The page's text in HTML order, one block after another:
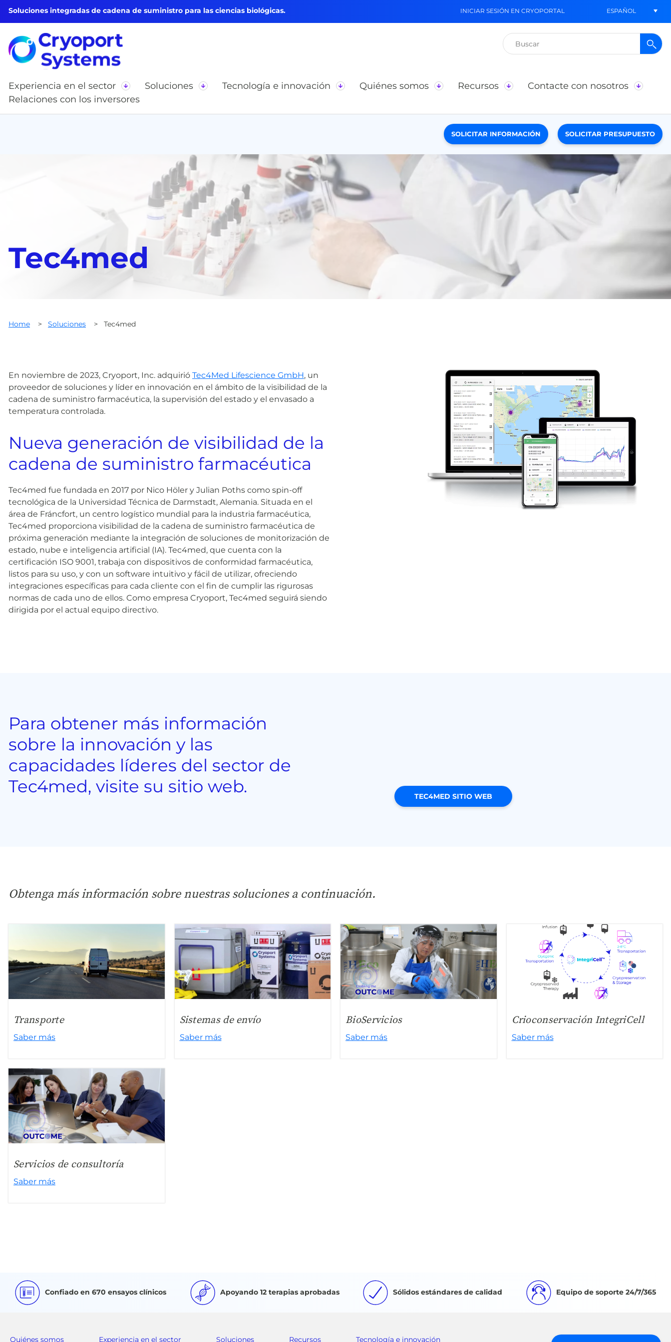
Soluciones integradas de cadena de suministro para las ciencias biológicas. INICIAR SESIÓN EN CRYOPORTAL ESPAÑOL
Buscar:
Experiencia en el sector Soluciones Tecnología e innovación Quiénes somos Recursos
Contacte con nosotros
Relaciones con los inversores
SOLICITAR INFORMACIÓN SOLICITAR PRESUPUESTO
Tec4med
Home > Soluciones > Tec4med
En noviembre de 2023, Cryoport, Inc. adquirió Tec4Med Lifescience GmbH, un
proveedor de soluciones y líder en innovación en el ámbito de la visibilidad de la
cadena de suministro farmacéutica, la supervisión del estado y el envasado a
temperatura controlada.
Nueva generación de visibilidad de la
cadena de suministro farmacéutica
Tec4med fue fundada en 2017 por Nico Höler y Julian Poths como spin-off
tecnológica de la Universidad Técnica de Darmstadt, Alemania. Situada en el
área de Fráncfort, un centro logístico mundial para la industria farmacéutica,
Tec4med proporciona visibilidad de la cadena de suministro farmacéutica de
próxima generación mediante la integración de soluciones de monitorización de
estado, nube e inteligencia artificial (IA). Tec4med, que cuenta con la
certificación ISO 9001, trabaja con dispositivos de conformidad farmacéutica,
listos para su uso, y con un software intuitivo y fácil de utilizar, ofreciendo
integraciones específicas para cada cliente con el fin de cumplir las rigurosas
normas de cada uno de ellos. Como empresa Cryoport, Tec4med seguirá siendo
dirigida por el actual equipo directivo.
Para obtener más información
sobre la innovación y las
capacidades líderes del sector de
Tec4med, visite su sitio web.
TEC4MED SITIO WEB
Obtenga más información sobre nuestras soluciones a continuación.
Transporte
Saber más
Sistemas de envío
Saber más
BioServicios
Saber más
Crioconservación IntegriCell
Saber más
Servicios de consultoría
Saber más
Confiado en 670 ensayos clínicos Apoyando 12 terapias aprobadas Sólidos estándares de calidad Equipo de soporte 24/7/365
Quiénes somos Experiencia en el sector Soluciones Recursos Tecnología e innovación